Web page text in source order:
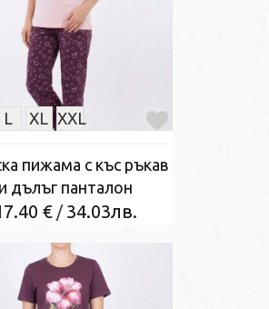
L XL XXL
пижама с къс ръкав
и дълъг панталон
€/ 34.03лв.